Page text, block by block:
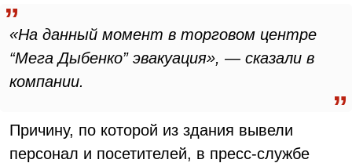
«На данный момент в торговом центре
“Мега Дыбенко” эвакуация», — сказали в
компании.
Причину, по которой из здания вывели
персонал и посетителей, в пресс-службе